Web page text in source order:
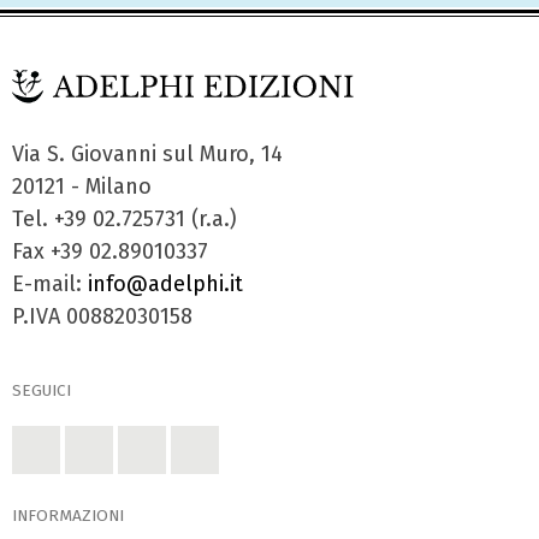
Via S. Giovanni sul Muro, 14
20121 - Milano
Tel. +39 02.725731 (r.a.)
Fax +39 02.89010337
E-mail: info@adelphi.it
P.IVA 00882030158
SEGUICI
INFORMAZIONI